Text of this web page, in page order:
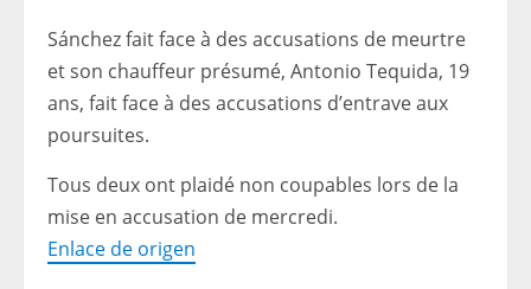
Sánchez fait face à des accusations de meurtre
et son chauffeur présumé, Antonio Tequida, 19
ans, fait face à des accusations d’entrave aux
poursuites.
Tous deux ont plaidé non coupables lors de la
mise en accusation de mercredi.
Enlace de origen